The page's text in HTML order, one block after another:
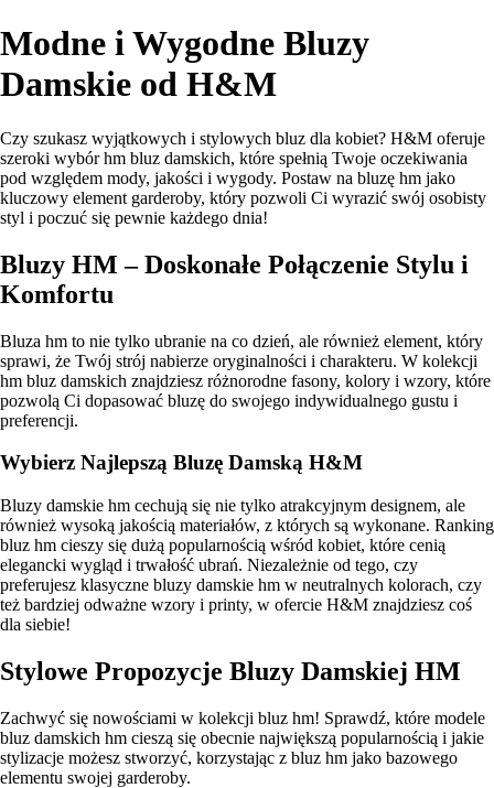
Modne i Wygodne Bluzy
Damskie od H&M
Czy szukasz wyjątkowych i stylowych bluz dla kobiet? H&M oferuje
szeroki wybór hm bluz damskich, które spełnią Twoje oczekiwania
pod względem mody, jakości i wygody. Postaw na bluzę hm jako
kluczowy element garderoby, który pozwoli Ci wyrazić swój osobisty
styl i poczuć się pewnie każdego dnia!
Bluzy HM – Doskonałe Połączenie Stylu i
Komfortu
Bluza hm to nie tylko ubranie na co dzień, ale również element, który
sprawi, że Twój strój nabierze oryginalności i charakteru. W kolekcji
hm bluz damskich znajdziesz różnorodne fasony, kolory i wzory, które
pozwolą Ci dopasować bluzę do swojego indywidualnego gustu i
preferencji.
Wybierz Najlepszą Bluzę Damską H&M
Bluzy damskie hm cechują się nie tylko atrakcyjnym designem, ale
również wysoką jakością materiałów, z których są wykonane. Ranking
bluz hm cieszy się dużą popularnością wśród kobiet, które cenią
elegancki wygląd i trwałość ubrań. Niezależnie od tego, czy
preferujesz klasyczne bluzy damskie hm w neutralnych kolorach, czy
też bardziej odważne wzory i printy, w ofercie H&M znajdziesz coś
dla siebie!
Stylowe Propozycje Bluzy Damskiej HM
Zachwyć się nowościami w kolekcji bluz hm! Sprawdź, które modele
bluz damskich hm cieszą się obecnie największą popularnością i jakie
stylizacje możesz stworzyć, korzystając z bluz hm jako bazowego
elementu swojej garderoby.